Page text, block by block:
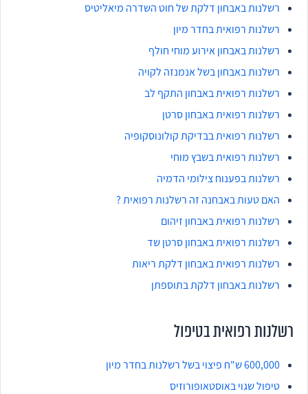
רשלנות באבחון דלקת של חוט השדרה מיאליטיס
רשלנות רפואית בחדר מיון
רשלנות באבחון אירוע מוחי חולף
רשלנות באבחון בשל אנמנזה לקויה
רשלנות רפואית באבחון התקף לב
רשלנות רפואית באבחון סרטן
רשלנות רפואית בבדיקת קולונוסקופיה
רשלנות רפואית בשבץ מוחי
רשלנות בפענוח צילומי הדמיה
האם טעות באבחנה זה רשלנות רפואית ?
רשלנות רפואית באבחון זיהום
רשלנות רפואית באבחון סרטן שד
רשלנות רפואית באבחון דלקת ריאות
רשלנות באבחון דלקת בתוספתן
רשלנות רפואית בטיפול
600,000 ש"ח פיצוי בשל רשלנות בחדר מיון
טיפול שגוי באוסטאופורוזיס